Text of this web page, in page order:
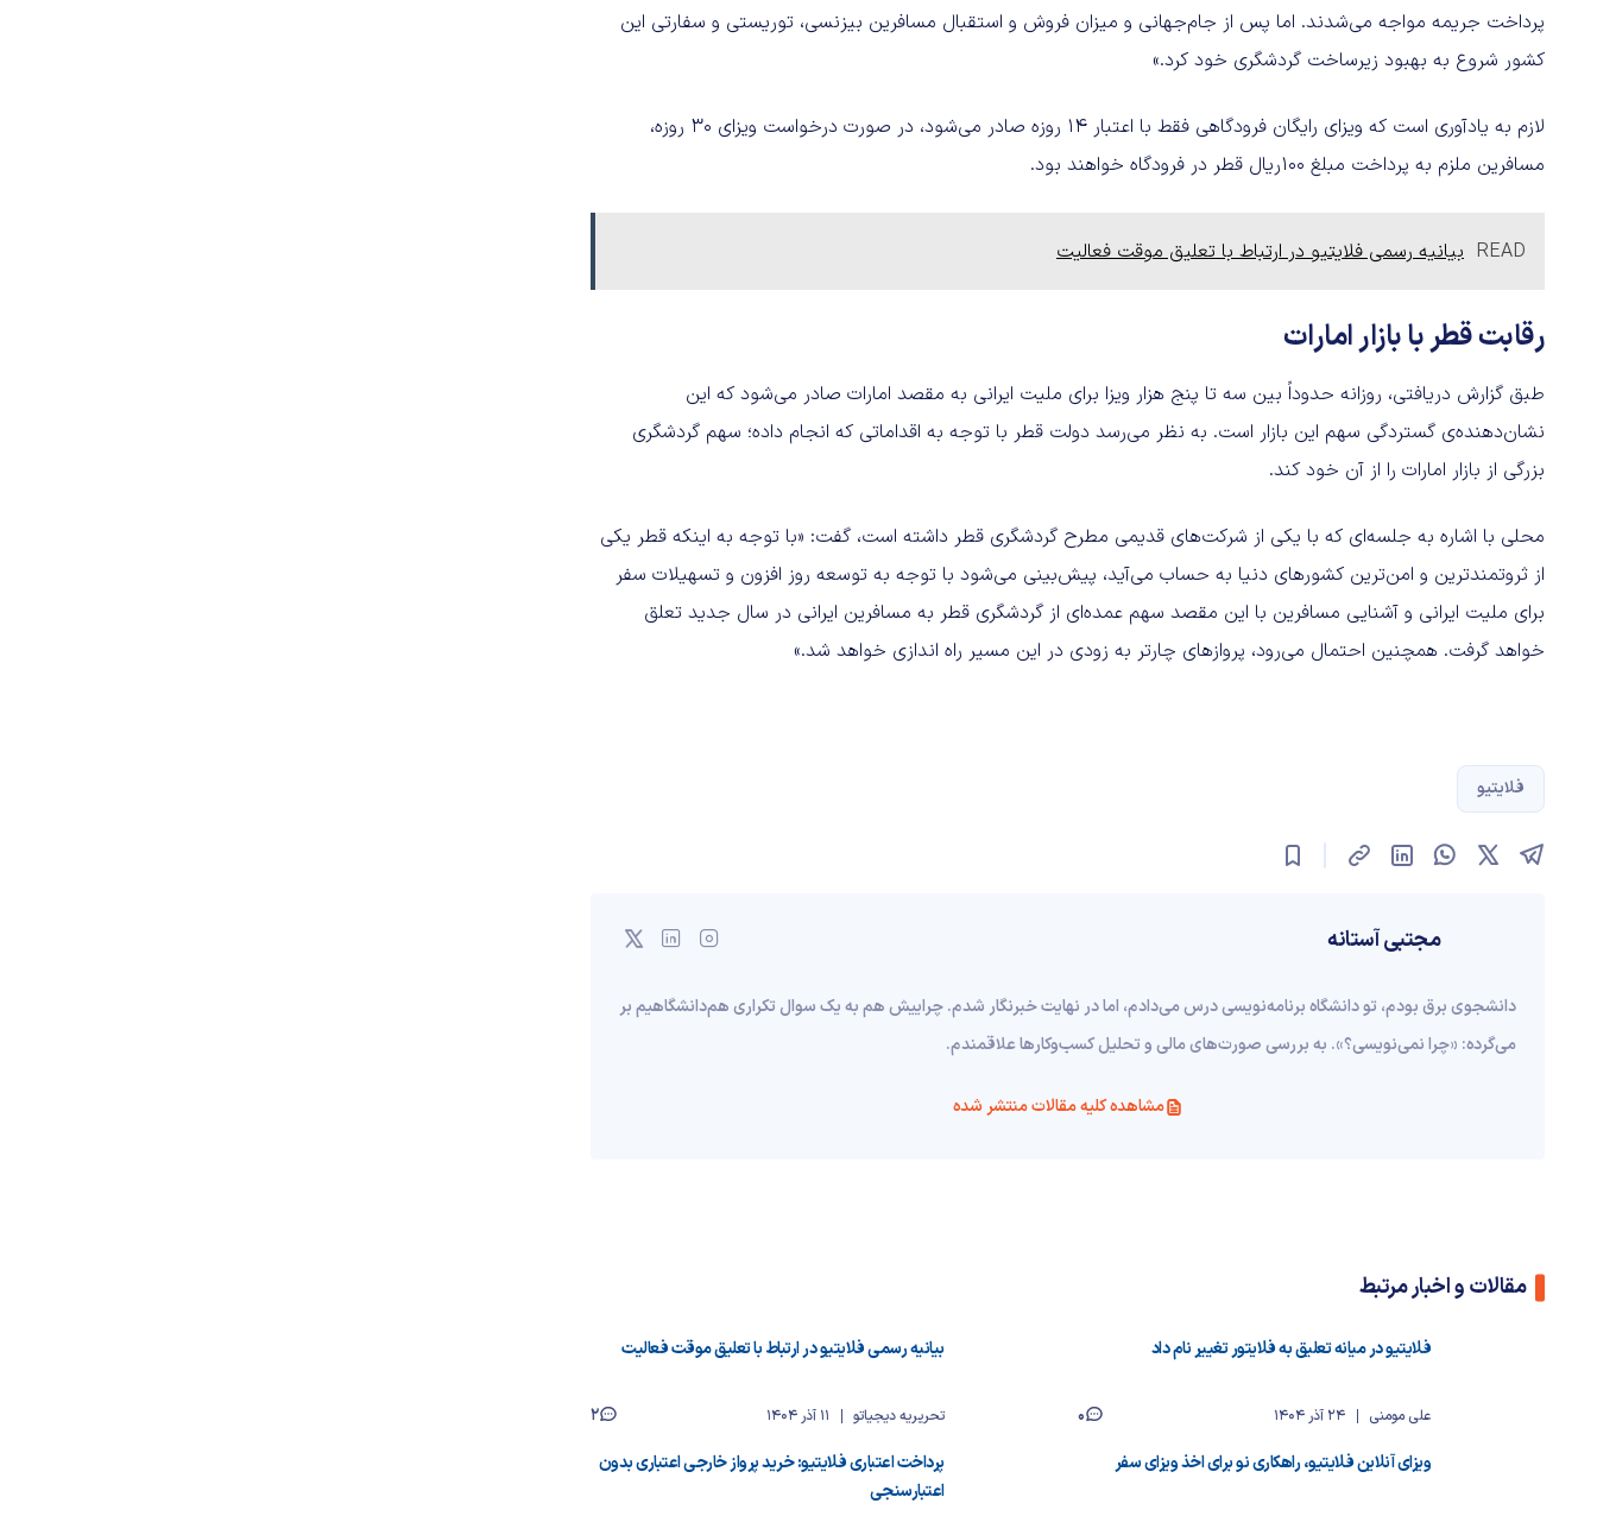
پرداخت جریمه مواجه می‌شدند. اما پس از جام‌جهانی و میزان فروش و استقبال مسافرین بیزنسی، توریستی و سفارتی این
کشور شروع به بهبود زیرساخت گردشگری خود کرد.»
لازم به یادآوری است که ویزای رایگان فرودگاهی فقط با اعتبار 14 روزه صادر می‌شود، در صورت درخواست ویزای 30 روزه،
مسافرین ملزم به پرداخت مبلغ 100ریال قطر در فرودگاه خواهند بود.
READ بیانیه رسمی فلایتیو در ارتباط با تعلیق موقت فعالیت
رقابت قطر با بازار امارات
طبق گزارش دریافتی، روزانه حدوداً بین سه تا پنج هزار ویزا برای ملیت ایرانی به مقصد امارات صادر می‌شود که این
نشان‌دهنده‌ی گستردگی سهم این بازار است. به نظر می‌رسد دولت قطر با توجه به اقداماتی که انجام داده؛ سهم گردشگری
بزرگی از بازار امارات را از آن خود کند.
محلی با اشاره به جلسه‌ای که با یکی از شرکت‌های قدیمی مطرح گردشگری قطر داشته است، گفت: «با توجه به اینکه قطر یکی
از ثروتمند‌ترین و امن‌ترین کشورهای دنیا به حساب می‌آید، پیش‌بینی می‌شود با توجه به توسعه روز افزون و تسهیلات سفر
برای ملیت ایرانی و آشنایی مسافرین با این مقصد سهم عمده‌ای از گردشگری قطر به مسافرین ایرانی در سال جدید تعلق
خواهد گرفت. همچنین احتمال می‌رود، پروازهای چارتر به زودی در این مسیر راه اندازی خواهد شد.»
فلایتیو
مجتبی آستانه
دانشجوی برق بودم، تو دانشگاه برنامه‌نویسی درس می‌دادم، اما در نهایت خبرنگار شدم. چراییش هم به یک سوال تکراری هم‌دانشگاهیم بر
می‌گرده: «چرا نمی‌نویسی؟». به بررسی صورت‌های مالی و تحلیل کسب‌وکارها علاقمندم.
مشاهده کلیه مقالات منتشر شده
مقالات و اخبار مرتبط
فلایتیو در میانه تعلیق به فلایتور تغییر نام داد
علی مومنی 24 آذر 1404 0
بیانیه رسمی فلایتیو در ارتباط با تعلیق موقت فعالیت
تحریریه دیجیاتو 11 آذر 1404
2
ویزای آنلاین فلایتیو، راهکاری نو برای اخذ ویزای سفر
پرداخت اعتباری فلایتیو: خرید پرواز خارجی اعتباری بدون
اعتبارسنجی